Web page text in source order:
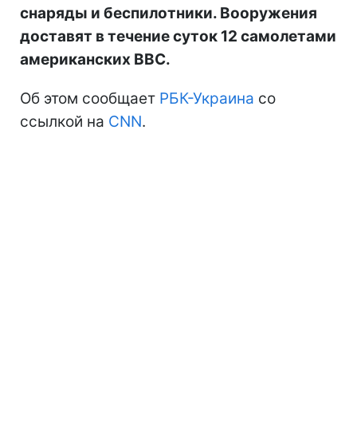
снаряды и беспилотники. Вооружения
доставят в течение суток 12 самолетами
американских ВВС.
Об этом сообщает РБК-Украина со
ссылкой на CNN.